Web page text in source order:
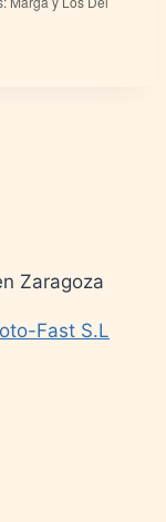
Zaragoza
Fast S.L